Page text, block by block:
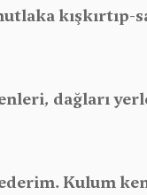
kışkırtıp-
dağları
Kulum